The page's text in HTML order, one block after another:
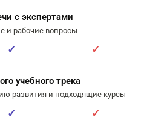
с экспертами
и рабочие вопросы
✓ ✓
учебного трека
развития и подходящие курсы
✓ ✓